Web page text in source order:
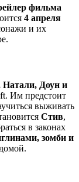
фильма
4 апреля
и их
Натали, Доун и
Им предстоит
выживать
Стив,
в законах
зомби и